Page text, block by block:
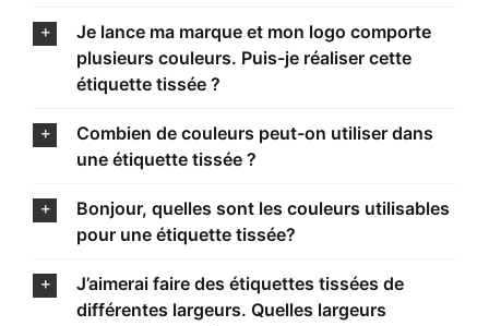
Je lance ma marque et mon logo comporte
plusieurs couleurs. Puis-je réaliser cette
étiquette tissée ?
Combien de couleurs peut-on utiliser dans
une étiquette tissée ?
Bonjour, quelles sont les couleurs utilisables
pour une étiquette tissée?
J’aimerai faire des étiquettes tissées de
différentes largeurs. Quelles largeurs